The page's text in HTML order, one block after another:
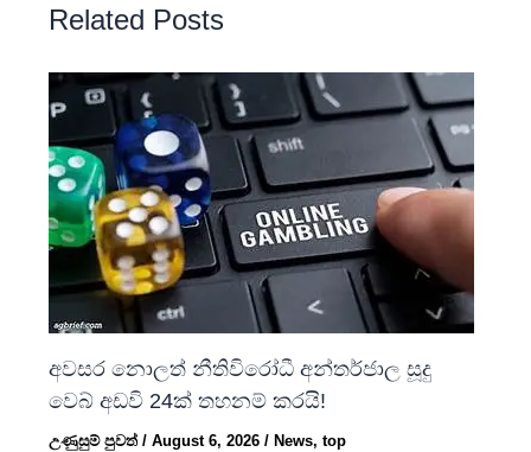
Related Posts
අවසර නොලත් නීතිවිරෝධී අන්තර්ජාල සූදු
වෙබ් අඩවි 24ක් තහනම් කරයි!
උණුසුම් පුවත්/August 6, 2026/ News,top